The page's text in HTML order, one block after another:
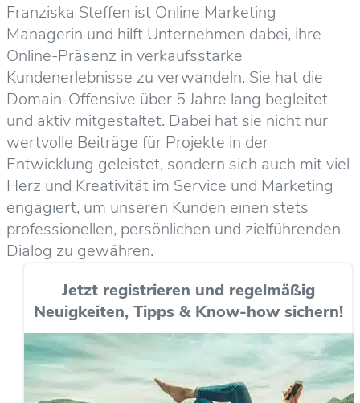
Franziska Steffen ist Online Marketing
Managerin und hilft Unternehmen dabei, ihre
Online-Präsenz in verkaufsstarke
Kundenerlebnisse zu verwandeln. Sie hat die
Domain-Offensive über 5 Jahre lang begleitet
und aktiv mitgestaltet. Dabei hat sie nicht nur
wertvolle Beiträge für Projekte in der
Entwicklung geleistet, sondern sich auch mit viel
Herz und Kreativität im Service und Marketing
engagiert, um unseren Kunden einen stets
professionellen, persönlichen und zielführenden
Dialog zu gewähren.
Jetzt registrieren und regelmäßig
Neuigkeiten, Tipps & Know-how sichern!